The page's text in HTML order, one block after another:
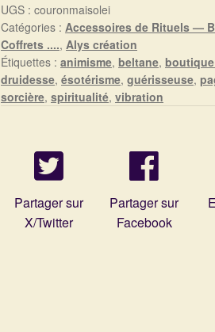
UGS :couronmaisolei
Catégories : Accessoires de Rituels —
Coffrets ...., Alys création
Étiquettes :animisme,beltane,
druidesse,ésotérisme,guérisseuse,
sorcière,spiritualité,vibration
Partager sur
X/Twitter
Partager sur
Facebook